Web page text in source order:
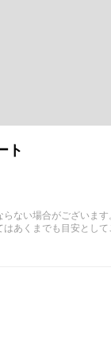
ト
ない場合がございます
あくまでも目安として